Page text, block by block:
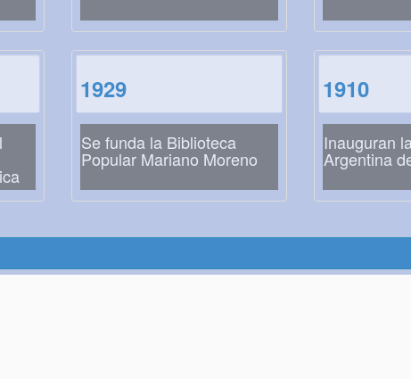
1929
Se funda la Biblioteca
Popular Mariano Moreno
1910
Inauguran
Argentina